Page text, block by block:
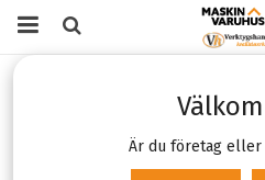
Är du företag eller
Tamo SDS-Max T4